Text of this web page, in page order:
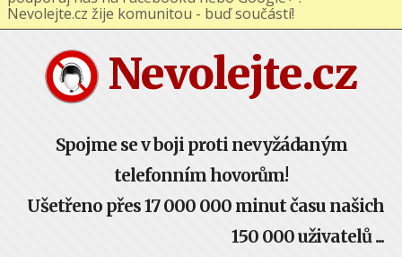
Nevolejte.cz
Spojme se v boji proti nevyžádaným
telefonním hovorům!
Ušetřeno přes 17 000 000 minut času našich
150 000 uživatelů ...
Nevolejte.cz žije komunitou - buď součástí!